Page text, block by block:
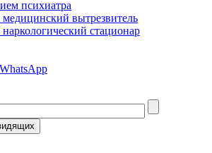
психиатра
вытрезвитель
стационар